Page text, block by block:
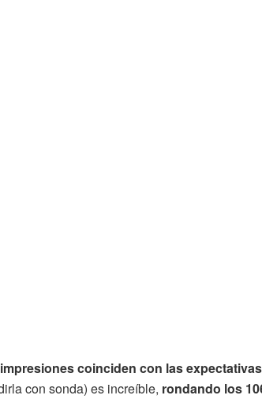
coinciden con las expectativas
con sonda) es increíble, rondando los